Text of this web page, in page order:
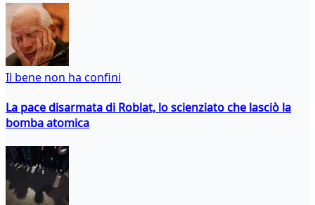
Il bene non ha confini
La pace disarmata di Roblat, lo scienziato che lasciò la
bomba atomica